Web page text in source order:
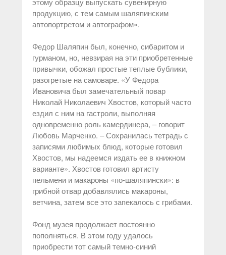
продукцию, с тем самым шаляпинским
автопортретом и автографом».
Федор Шаляпин был, конечно, сибаритом и
гурманом, но, невзирая на эти приобретенные
привычки, обожал простые теплые бублики,
разогретые на самоваре. «У Федора
Ивановича был замечательный повар
Николай Николаевич Хвостов, который часто
ездил с ним на гастроли, выполняя
одновременно роль камердинера, – говорит
Любовь Марченко. – Сохранилась тетрадь с
записями любимых блюд, которые готовил
Хвостов, мы надеемся издать ее в книжном
варианте». Хвостов готовил артисту
пельмени и макароны «по-шаляпински»: в
грибной отвар добавлялись макароны,
ветчина, затем все это запекалось с грибами.
Фонд музея продолжает постоянно
пополняться. В этом году удалось
приобрести тот самый темно-синий